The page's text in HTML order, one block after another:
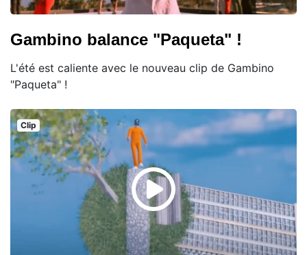
Gambino balance "Paqueta" !
L'été est caliente avec le nouveau clip de Gambino
"Paqueta" !
Clip